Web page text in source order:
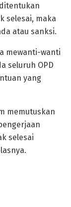
selesai, maka
atau sanksi.
mewanti-wanti
seluruh OPD
yang
memutuskan
selesai